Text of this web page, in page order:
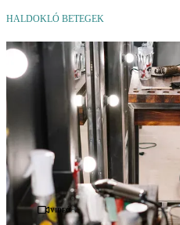
HALDOKLÓ BETEGEK
Videó